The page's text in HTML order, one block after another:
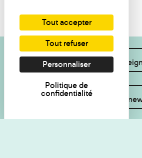
Je souhaite des
Inscrivez-vous à la
Tout accepter
Tout refuser
Personnaliser
Politique de
confidentialité